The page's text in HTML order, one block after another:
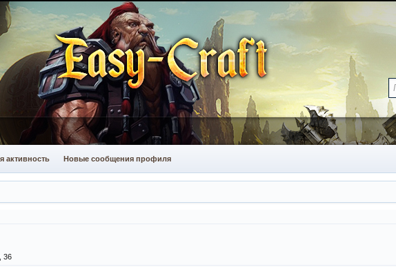
36
активность Новые сообщения профиля